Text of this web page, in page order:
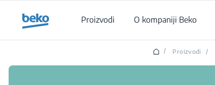
Proizvodi
O kompaniji Beko
/ Proizvodi /